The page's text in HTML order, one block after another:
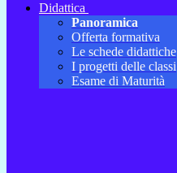
Didattica
Panoramica
Offerta formativa
Le schede didattiche
I progetti delle classi
Esame di Maturità